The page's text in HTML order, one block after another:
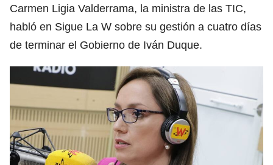
Carmen Ligia Valderrama, la ministra de las TIC,
habló en Sigue La W sobre su gestión a cuatro días
de terminar el Gobierno de Iván Duque.